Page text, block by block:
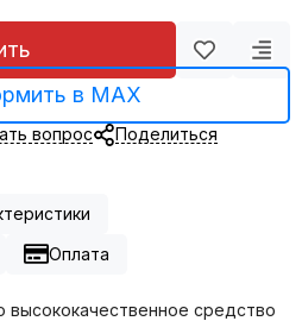
в MAX
вопрос Поделиться
Оплата
высококачественное средство